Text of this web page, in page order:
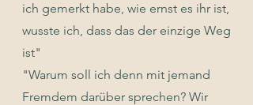
ich gemerkt habe, wie ernst es ihr ist,
wusste ich, dass das der einzige Weg
ist"
"Warum soll ich denn mit jemand
Fremdem darüber sprechen? Wir